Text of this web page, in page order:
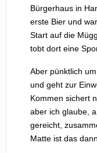
Bürgerhaus in
erste Bier und
Start auf die
tobt dort eine
Aber pünktlich
und geht zur
Kommen sichert
aber ich glaube,
gereicht,
Matte ist das